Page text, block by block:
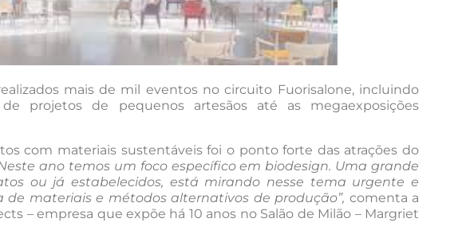
mais de mil eventos no circuito Fuorisalone, incluindo
projetos de pequenos artesãos até as megaexposições
com materiais sustentáveis foi o ponto forte das atrações do
ano temos um foco específico em biodesign. Uma grande
ou já estabelecidos, está mirando nesse tema urgente e
materiais e métodos alternativos de produção”, comenta a
– empresa que expõe há 10 anos no Salão de Milão – Margriet